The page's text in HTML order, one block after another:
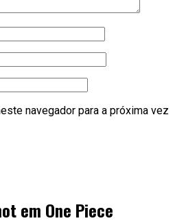
navegador para a próxima vez
em One Piece